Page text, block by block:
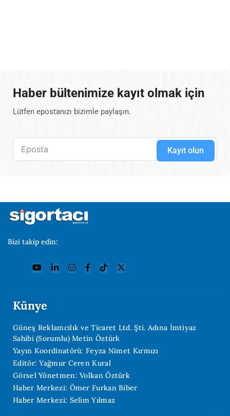
Haber bültenimize kayıt olmak için
Lütfen epostanızı bizimle paylaşın.
Kayıt olun
Bizi takip edin:
Künye
Güneş Reklamcılık ve Ticaret Ltd. Şti. Adına İmtiyaz
Sahibi (Sorumlu) Metin Öztürk
Yayın Koordinatörü: Feyza Nimet Kırmızı
Editör: Yağmur Ceren Kural
Görsel Yönetmen: Volkan Öztürk
Haber Merkezi: Ömer Furkan Biber
Haber Merkezi: Selim Yılmaz